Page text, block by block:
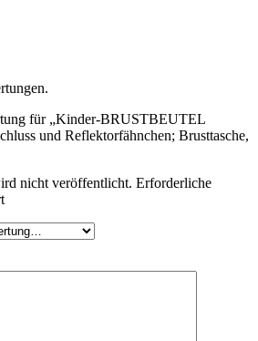
für „Kinder-BRUSTBEUTEL
und Reflektorfähnchen; Brusttasche,
nicht veröffentlicht. Erforderliche